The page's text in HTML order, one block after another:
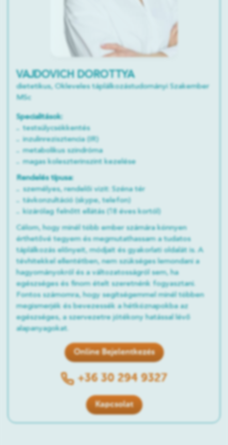
VAJDOVICH DOROTTYA
dietetikus, Okleveles táplálkozástudományi Szakember
MSc
Specialitások:
testsúlycsökkentés
inzulinrezisztencia (IR)
metabolikus szindróma
magas koleszterinszint kezelése
Rendelés típusa:
személyes, rendelői vizit: Széna tér
távkonzultáció (skype, telefon)
kizárólag felnőtt ellátás (18 éves kortól)
Célom, hogy minél több ember számára könnyen
érthetővé tegyem és megmutathassam a tudatos
táplálkozás előnyeit, módjait és gyakorlati oldalát is. A
tévhitekkel ellentétben, nem szükséges lemondani a
hagyományokról és a változatosságról sem, ha
egészséges és finom ételt szeretnénk fogyasztani.
Fontos számomra, hogy segítségemmel minél többen
megismerjék és bevezessék a hétköznapokba az
egészséges, a szervezetre jótékony hatással lévő
alapanyagokat.
Online Bejelentkezés
+36 30 294 9327
Kapcsolat